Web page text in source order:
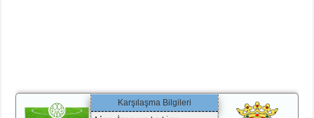
Karşılaşma Bilgileri